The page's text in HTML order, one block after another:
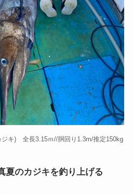
ジキ) 全長3.15ｍ//胴回り1.3m/推定150kg
夏のカジキを釣り上げる